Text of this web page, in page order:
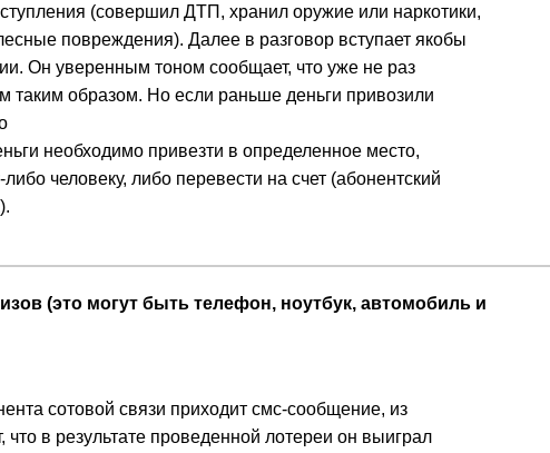
(совершил ДТП, хранил оружие или наркотики,
повреждения). Далее в разговор вступает якобы
Он уверенным тоном сообщает, что уже не раз
таким образом. Но если раньше деньги привозили
необходимо привезти в определенное место,
человеку, либо перевести на счет (абонентский
(это могут быть телефон, ноутбук, автомобиль и
сотовой связи приходит смс-сообщение, из
что в результате проведенной лотереи он выиграл